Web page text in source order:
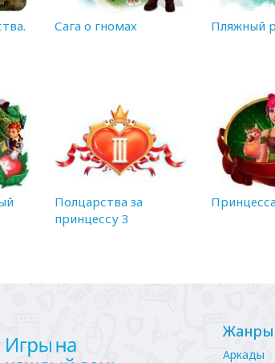
Сага о гномах Пляжный
Полцарства за
принцессу 3
Жанры
Аркады